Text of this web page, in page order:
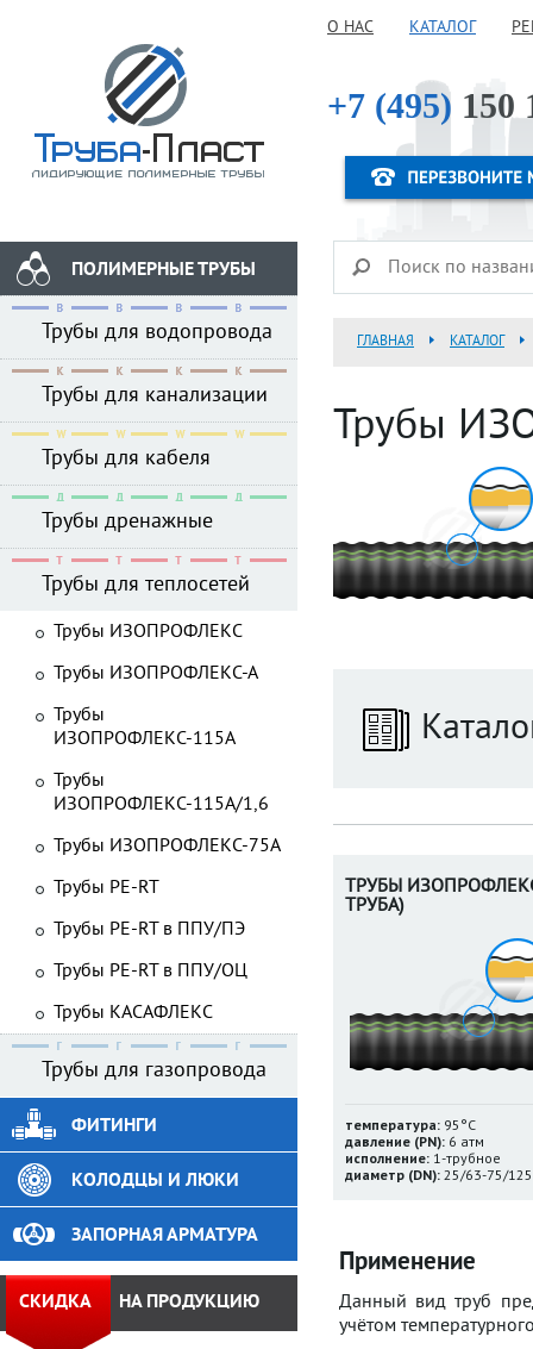
О НАС КАТАЛОГ
+7 (495) 150
ГЛАВНАЯ КАТАЛОГ
Трубы
ТРУБЫ
ТРУБА)
температура: 95°С
давление (PN): 6 атм
исполнение: 1-трубное
диаметр (DN): 25/63-75/
Применение
Данный вид труб
учётом
ПОЛИМЕРНЫЕ ТРУБЫ
Трубы для водопровода
Трубы для канализации
Трубы для кабеля
Трубы дренажные
Трубы для теплосетей
Трубы ИЗОПРОФЛЕКС
Трубы ИЗОПРОФЛЕКС-А
Трубы
ИЗОПРОФЛЕКС-115А
Трубы
ИЗОПРОФЛЕКС-115А/1,6
Трубы ИЗОПРОФЛЕКС-75А
Трубы PE-RT
Трубы PE-RT в ППУ/ПЭ
Трубы PE-RT в ППУ/ОЦ
Трубы КАСАФЛЕКС
Трубы для газопровода
ФИТИНГИ
КОЛОДЦЫ И ЛЮКИ
ЗАПОРНАЯ АРМАТУРА
СКИДКА НА ПРОДУКЦИЮ